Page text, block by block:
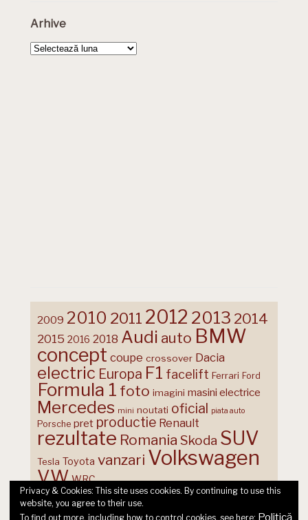
Arhive
Arhive
2009 2010 2011 2012 2013 2014
2015 2016 2018 Audi auto BMW
concept coupe crossover Dacia
electric Europa F1 facelift Ferrari Ford
Formula 1 foto imagini masini electrice
Mercedes mini noutati oficial piata auto
Porsche pret productie Renault
rezultate Romania Skoda SUV
Tesla Toyota vanzari Volkswagen
VW WRC
Privacy & Cookies: This site uses cookies. By continuing to use this
website, you agree to their use.
To find out more, including how to control cookies, see here: Politică